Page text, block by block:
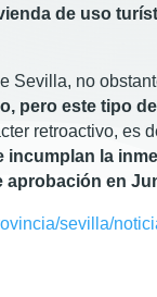
de uso
Sevilla, no
pero este tipo
retroactivo, es
la
en
sevilla/